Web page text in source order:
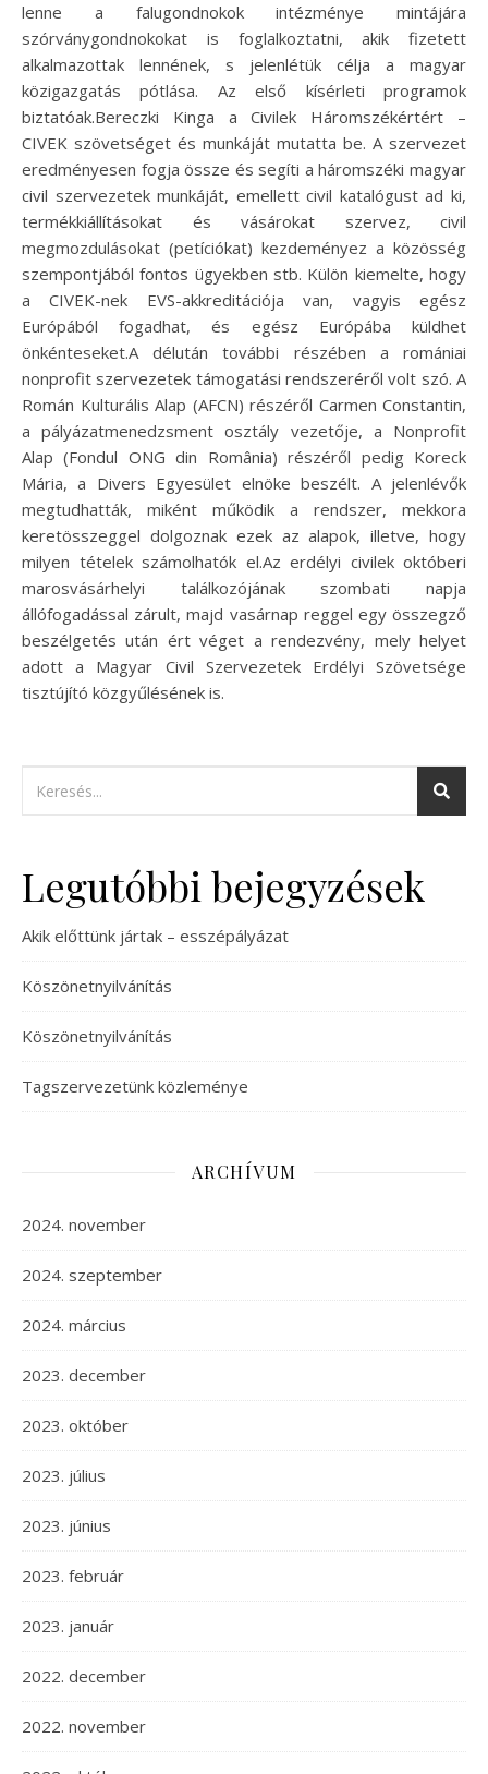
lenne a falugondnokok intézménye mintájára
szórványgondnokokat is foglalkoztatni, akik fizetett
alkalmazottak lennének, s jelenlétük célja a magyar
közigazgatás pótlása. Az első kísérleti programok
biztatóak.Bereczki Kinga a Civilek Háromszékértért –
CIVEK szövetséget és munkáját mutatta be. A szervezet
eredményesen fogja össze és segíti a háromszéki magyar
civil szervezetek munkáját, emellett civil katalógust ad ki,
termékkiállításokat és vásárokat szervez, civil
megmozdulásokat (petíciókat) kezdeményez a közösség
szempontjából fontos ügyekben stb. Külön kiemelte, hogy
a CIVEK-nek EVS-akkreditációja van, vagyis egész
Európából fogadhat, és egész Európába küldhet
önkénteseket.A délután további részében a romániai
nonprofit szervezetek támogatási rendszeréről volt szó. A
Román Kulturális Alap (AFCN) részéről Carmen Constantin,
a pályázatmenedzsment osztály vezetője, a Nonprofit
Alap (Fondul ONG din România) részéről pedig Koreck
Mária, a Divers Egyesület elnöke beszélt. A jelenlévők
megtudhatták, miként működik a rendszer, mekkora
keretösszeggel dolgoznak ezek az alapok, illetve, hogy
milyen tételek számolhatók el.Az erdélyi civilek októberi
marosvásárhelyi találkozójának szombati napja
állófogadással zárult, majd vasárnap reggel egy összegző
beszélgetés után ért véget a rendezvény, mely helyet
adott a Magyar Civil Szervezetek Erdélyi Szövetsége
tisztújító közgyűlésének is.
Legutóbbi bejegyzések
Akik előttünk jártak – esszépályázat
Köszönetnyilvánítás
Köszönetnyilvánítás
Tagszervezetünk közleménye
ARCHÍVUM
2024. november
2024. szeptember
2024. március
2023. december
2023. október
2023. július
2023. június
2023. február
2023. január
2022. december
2022. november